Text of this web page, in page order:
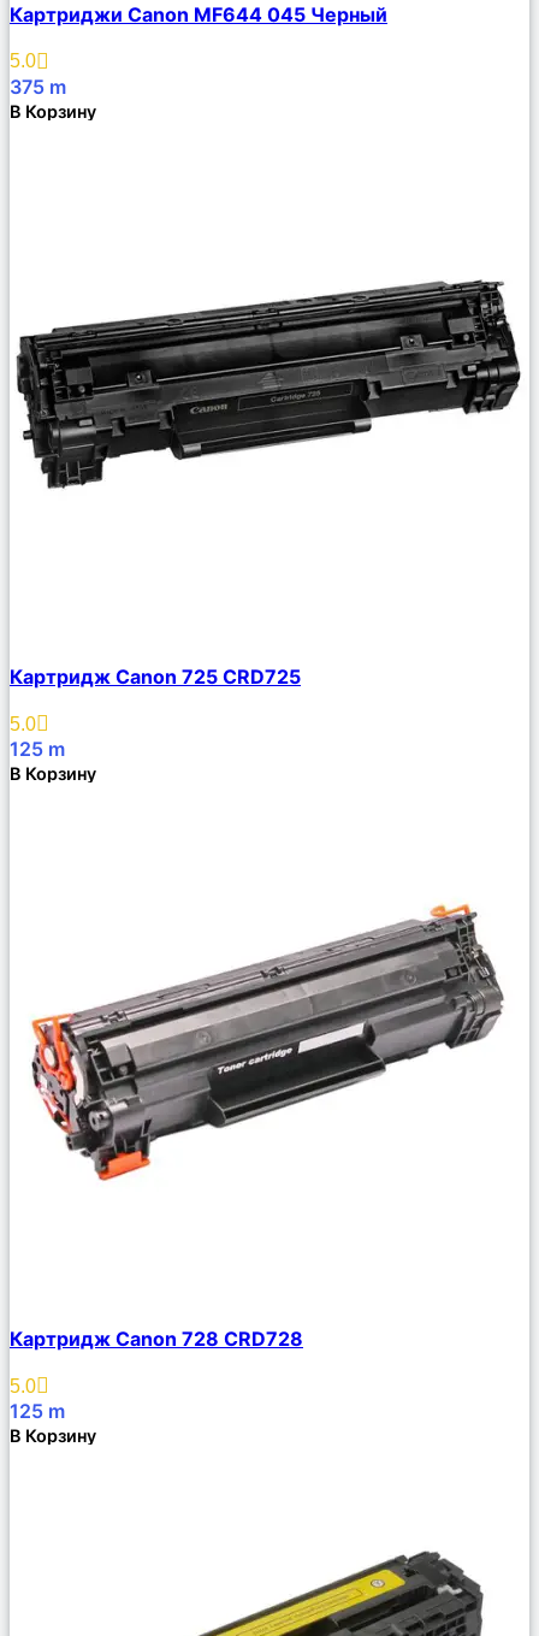
Описание
Избранное
Картриджи Canon MF644 045 Черный
5.0
375 m
В Корзину
Описание
Избранное
Картридж Canon 725 CRD725
5.0
125 m
В Корзину
Описание
Избранное
Картридж Canon 728 CRD728
5.0
125 m
В Корзину